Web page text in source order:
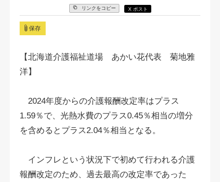
リンクをコピー X ポスト
保存
【北海道介護福祉道場 あかい花代表 菊地雅
洋】
2024年度からの介護報酬改定率はプラス
1.59％で、光熱水費のプラス0.45％相当の増分
を含めるとプラス2.04％相当となる。
インフレという状況下で初めて行われる介護
報酬改定のため、過去最高の改定率であった